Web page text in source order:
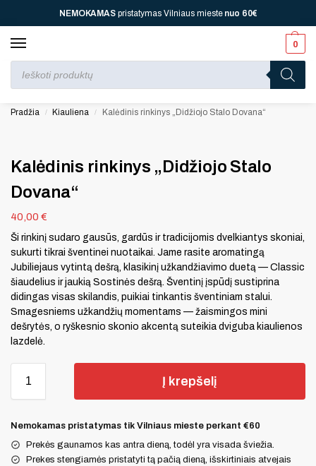
NEMOKAMASpristatymas Vilniaus miestenuo 60€
0
Perkant nuo70 € ⚡ jūsų laukia viena dovana, nuo dvi, nuo150 € ⚡
Pradžia / Kiauliena / Kalėdinis rinkinys „Didžiojo Stalo Dovana“
Kalėdinis rinkinys „Didžiojo Stalo
Dovana“
40,00 €
Ši rinkinį sudaro gausūs, gardūs ir tradicijomis dvelkiantys skoniai,
sukurti tikrai šventinei nuotaikai. Jame rasite aromatingą
Jubiliejaus vytintą dešrą, klasikinį užkandžiavimo duetą — Classic
šiaudelius ir jaukią Sostinės dešrą. Šventinį įspūdį sustiprina
didingas visas skilandis, puikiai tinkantis šventiniam stalui.
Smagesniems užkandžių momentams — žaismingos mini
dešrytės, o ryškesnio skonio akcentą suteikia dviguba kiaulienos
lazdelė.
Į krepšelį
Nemokamas pristatymas tik Vilniaus mieste perkant €60
Prekės gaunamos kas antra dieną, todėl yra visada šviežia.
Prekes stengiamės pristatyti tą pačią dieną, išskirtiniais atvejais